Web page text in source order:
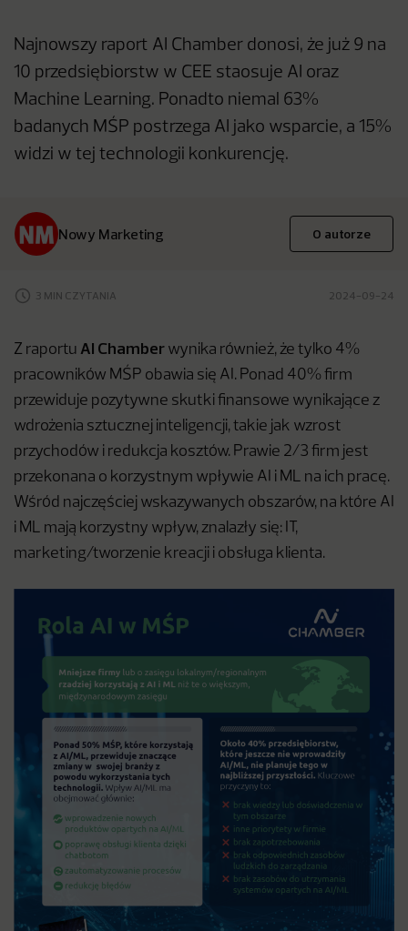
Najnowszy raport AI Chamber donosi, że już 9 na
10 przedsiębiorstw w CEE staosuje AI oraz
Machine Learning. Ponadto niemal 63%
badanych MŚP postrzega AI jako wsparcie, a 15%
widzi w tej technologii konkurencję.
Nowy Marketing O autorze
3 MIN CZYTANIA 2024-09-24
Z raportu AI Chamber wynika również, że tylko 4%
pracowników MŚP obawia się AI. Ponad 40% firm
przewiduje pozytywne skutki finansowe wynikające z
wdrożenia sztucznej inteligencji, takie jak wzrost
przychodów i redukcja kosztów. Prawie 2/3 firm jest
przekonana o korzystnym wpływie AI i ML na ich pracę.
Wśród najczęściej wskazywanych obszarów, na które AI
i ML mają korzystny wpływ, znalazły się: IT,
marketing/tworzenie kreacji i obsługa klienta.